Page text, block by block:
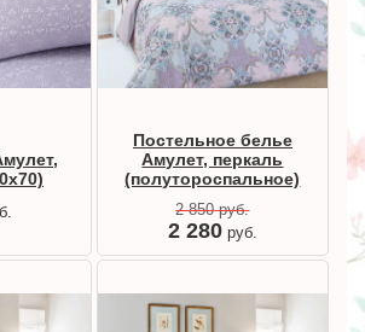
Постельное белье
Амулет, перкаль
(полутороспальное)
2 850руб.
2 280руб.